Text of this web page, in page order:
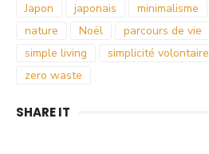
Japon
japonais minimalisme
nature
Noël parcours de vie
simple living
simplicité volontaire
zero waste
SHARE IT